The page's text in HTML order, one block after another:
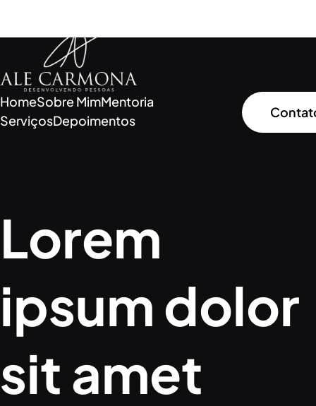
HomeSobre MimMentoria
ServiçosDepoimentos
Lorem
ipsum dolor
sit amet